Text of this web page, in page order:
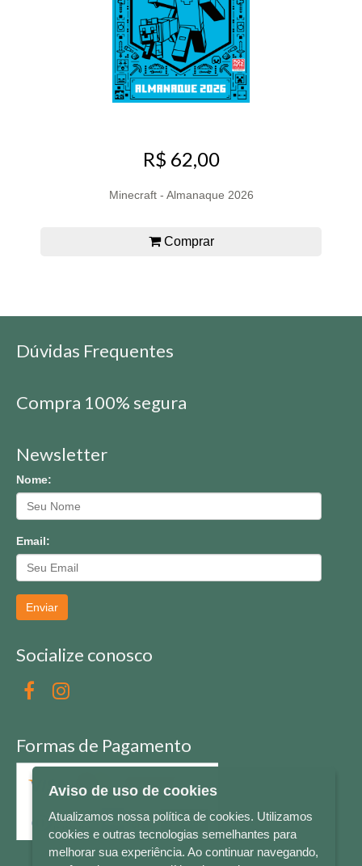
R$ 62,00
Minecraft - Almanaque 2026
Comprar
Dúvidas Frequentes
Compra 100% segura
Newsletter
Nome:
Email:
Enviar
Socialize conosco
Formas de Pagamento
Aviso de uso de cookies
Atualizamos nossa política de cookies. Utilizamos
cookies e outras tecnologias semelhantes para
melhorar sua experiência. Ao continuar navegando,